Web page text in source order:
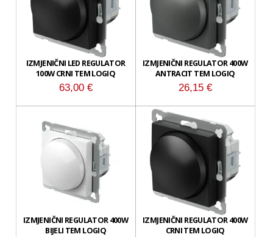
IZMJENIČNI LED REGULATOR
100W CRNI TEM LOGIQ
63,00 €
IZMJENIČNI REGULATOR 400W
ANTRACIT TEM LOGIQ
26,15€
IZMJENIČNI REGULATOR 400W
BIJELI TEM LOGIQ
IZMJENIČNI REGULATOR 400W
CRNI TEM LOGIQ